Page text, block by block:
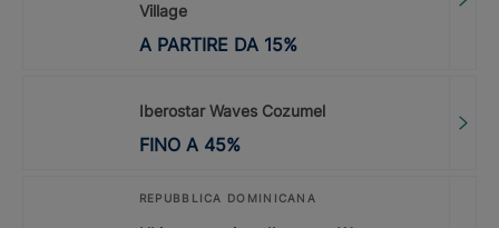
Village
A PARTIRE DA 15%
Iberostar Waves Cozumel
FINO A 45%
REPUBBLICA DOMINICANA